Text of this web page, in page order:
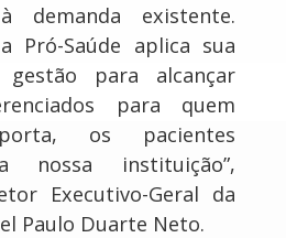
demanda existente.
Pró-Saúde aplica sua
gestão para alcançar
para quem
os pacientes
nossa instituição”,
Executivo-Geral da
Paulo Duarte Neto.